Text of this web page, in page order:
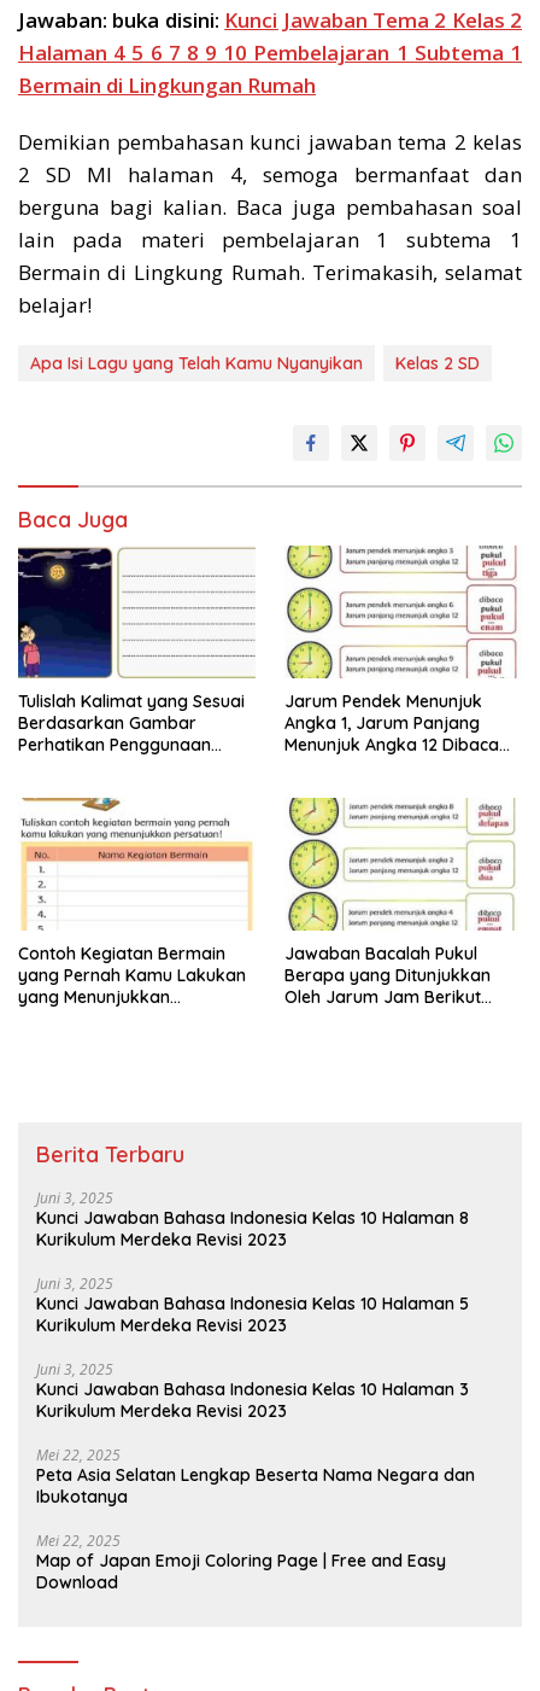
Jawaban: buka disini: Kunci Jawaban Tema 2 Kelas 2
Halaman 4 5 6 7 8 9 10 Pembelajaran 1 Subtema 1
Bermain di Lingkungan Rumah
Demikian pembahasan kunci jawaban tema 2 kelas
2 SD MI halaman 4, semoga bermanfaat dan
berguna bagi kalian. Baca juga pembahasan soal
lain pada materi pembelajaran 1 subtema 1
Bermain di Lingkung Rumah. Terimakasih, selamat
belajar!
Apa Isi Lagu yang Telah Kamu Nyanyikan Kelas 2 SD
Baca Juga
Tulislah Kalimat yang Sesuai
Berdasarkan Gambar
Perhatikan Penggunaan
Halaman 28 29
Jarum Pendek Menunjuk
Angka 1, Jarum Panjang
Menunjuk Angka 12 Dibaca
Contoh Kegiatan Bermain
yang Pernah Kamu Lakukan
yang Menunjukkan
Jawaban Bacalah Pukul
Berapa yang Ditunjukkan
Oleh Jarum Jam Berikut
Berita Terbaru
Juni 3, 2025
Kunci Jawaban Bahasa Indonesia Kelas 10 Halaman 8
Kurikulum Merdeka Revisi 2023
Juni 3, 2025
Kunci Jawaban Bahasa Indonesia Kelas 10 Halaman 5
Kurikulum Merdeka Revisi 2023
Juni 3, 2025
Kunci Jawaban Bahasa Indonesia Kelas 10 Halaman 3
Kurikulum Merdeka Revisi 2023
Mei 22, 2025
Peta Asia Selatan Lengkap Beserta Nama Negara dan
Ibukotanya
Mei 22, 2025
Map of Japan Emoji Coloring Page | Free and Easy
Download